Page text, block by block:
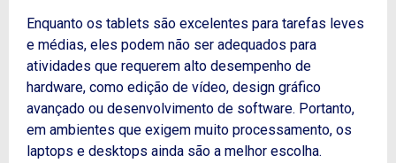
Enquanto os tablets são excelentes para tarefas leves
e médias, eles podem não ser adequados para
atividades que requerem alto desempenho de
hardware, como edição de vídeo, design gráfico
avançado ou desenvolvimento de software. Portanto,
em ambientes que exigem muito processamento, os
laptops e desktops ainda são a melhor escolha.